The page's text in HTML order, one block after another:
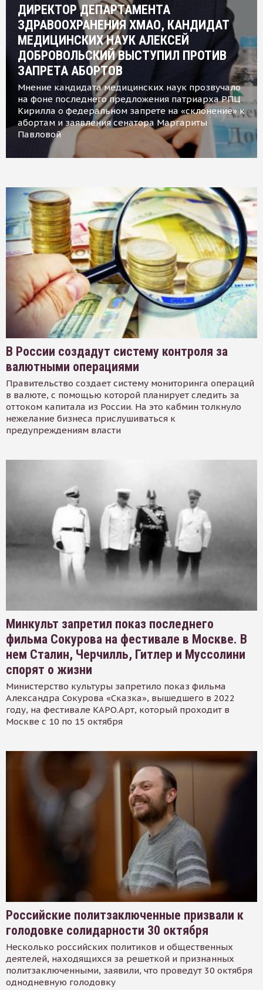
ДИРЕКТОР ДЕПАРТАМЕНТА
ЗДРАВООХРАНЕНИЯ ХМАО, КАНДИДАТ
МЕДИЦИНСКИХ НАУК АЛЕКСЕЙ
ДОБРОВОЛЬСКИЙ ВЫСТУПИЛ ПРОТИВ
ЗАПРЕТА АБОРТОВ
Мнение кандидата медицинских наук прозвучало
на фоне последнего предложения патриарха РПЦ
Кирилла о федеральном запрете на «склонение» к
абортам и заявления сенатора Маргариты
Павловой
В России создадут систему контроля за
валютными операциями
Правительство создает систему мониторинга операций
в валюте, с помощью которой планирует следить за
оттоком капитала из России. На это кабмин толкнуло
нежелание бизнеса прислушиваться к
предупреждениям власти
Минкульт запретил показ последнего
фильма Сокурова на фестивале в Москве. В
нем Сталин, Черчилль, Гитлер и Муссолини
спорят о жизни
Министерство культуры запретило показ фильма
Александра Сокурова «Сказка», вышедшего в 2022
году, на фестивале КАРО.Арт, который проходит в
Москве с 10 по 15 октября
Российские политзаключенные призвали к
голодовке солидарности 30 октября
Несколько российских политиков и общественных
деятелей, находящихся за решеткой и признанных
политзаключенными, заявили, что проведут 30 октября
однодневную голодовку